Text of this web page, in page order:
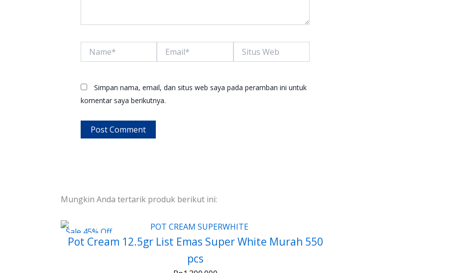
Web
Simpan nama, email, dan situs web saya pada peramban ini untuk
komentar saya berikutnya.
Mungkin Anda tertarik produk berikut ini:
Sale 45% Off
Pot Cream 12.5gr List Emas Super White Murah 550
pcs